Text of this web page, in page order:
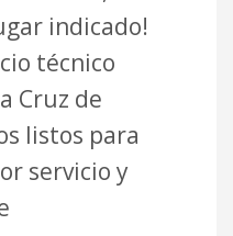
indicado!
técnico
Cruz de
listos para
servicio y